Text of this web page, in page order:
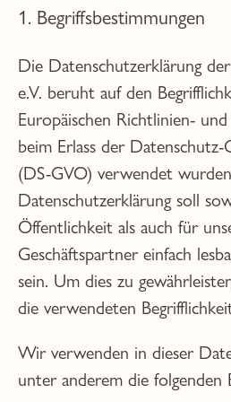
1. Begriffsbestimmungen
Die Datenschutzerklärung
e.V. beruht auf den
Europäischen Richtlinien-
beim Erlass der
(DS-GVO) verwendet
Datenschutzerklärung soll
Öffentlichkeit als auch für
Geschäftspartner einfach
sein. Um dies zu
die verwendeten
Wir verwenden in dieser
unter anderem die folgenden